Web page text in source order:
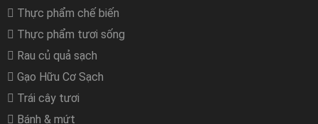
Thực phẩm chế biến
Thực phẩm tươi sống
Rau củ quả sạch
Gạo Hữu Cơ Sạch
Trái cây tươi
Bánh & mứt